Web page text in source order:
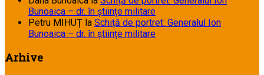
Bunoaica – dr. în științe militare
Petru MIHUȚ la Schiță de portret: Generalul Ion
Bunoaica – dr. în științe militare
Arhive